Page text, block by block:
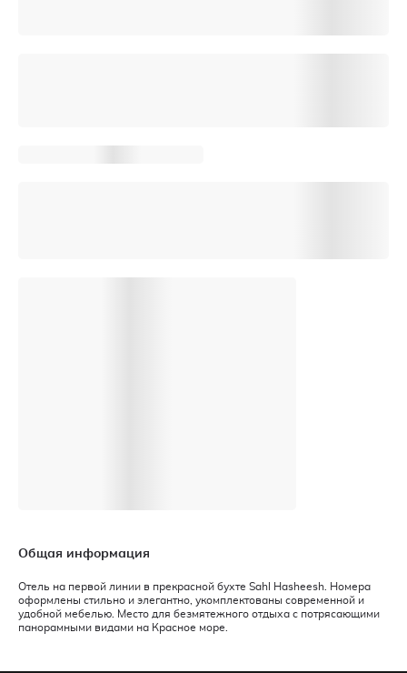
Общая информация
Отель на первой линии в прекрасной бухте Sahl Hasheesh. Номера
оформлены стильно и элегантно, укомплектованы современной и
удобной мебелью. Место для безмятежного отдыха с потрясающими
панорамными видами на Красное море.